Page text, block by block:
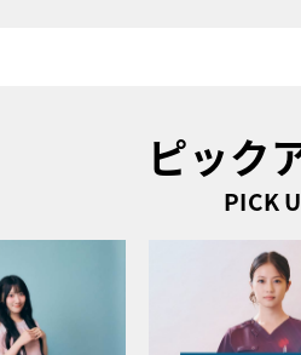
ピック
PICK